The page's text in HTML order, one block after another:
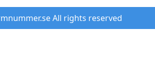
All rights reserved